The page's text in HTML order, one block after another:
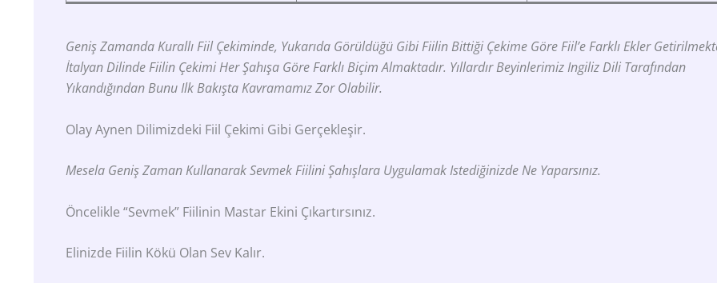
Geniş Zamanda Kurallı Fiil Çekiminde, Yukarıda Görüldüğü Gibi Fiilin Bittiği Çekime Göre Fiil’e Farklı Ekler
İtalyan Dilinde Fiilin Çekimi Her Şahışa Göre Farklı Biçim Almaktadır. Yıllardır Beyinlerimiz Ingiliz Dili Tarafından
Yıkandığından Bunu Ilk Bakışta Kavramamız Zor Olabilir.
Olay Aynen Dilimizdeki Fiil Çekimi Gibi Gerçekleşir.
Mesela Geniş Zaman KullanarakSevmekFiilini Şahışlara Uygulamak Istediğinizde Ne Yaparsınız.
Öncelikle “sevmek” Fiilinin Mastar Ekini Çıkartırsınız.
Elinizde Fiilin Kökü Olan Sev Kalır.